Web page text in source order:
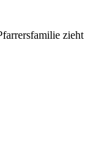
zieht